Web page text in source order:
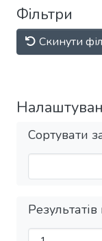
Фільтри
Скинути
Сортувати